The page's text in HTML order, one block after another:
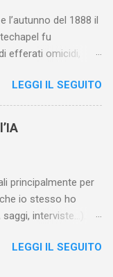
l’autunno del 1888 il
fu
efferati omicidi,
lo Squartatore la
ignota. Paul Begg in
storia , edito da
i cinque omicidi
a Jack lo
la storia di
e a ricapitolare le
Ne esce
era
LEGGI IL SEGUITO
principalmente per
io stesso ho
interviste…).
evidenziando
LEGGI IL SEGUITO